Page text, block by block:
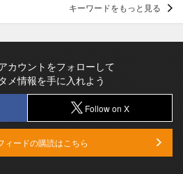
キーワードをもっと見る
カウントをフォローして
メ情報を手に入れよう
Follow on X
ィードの購読はこちら